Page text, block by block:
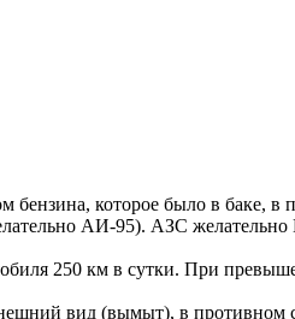
бензина, которое было в баке,
АИ-95). АЗС
250 км в сутки. При
вид (вымыт), в противном